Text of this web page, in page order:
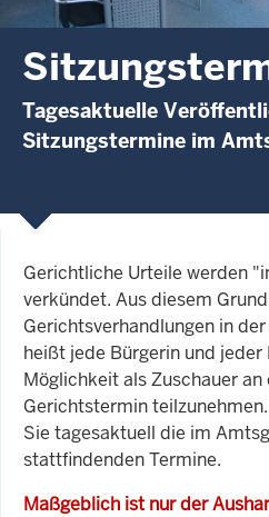
Tagesaktuelle
Sitzungstermine im
Gerichtliche Urteile werden
verkündet. Aus diesem
Gerichtsverhandlungen in
heißt jede Bürgerin und jeder
Möglichkeit als Zuschauer
Gerichtstermin
Sie tagesaktuell die im
stattfindenden Termine.
Maßgeblich ist nur der